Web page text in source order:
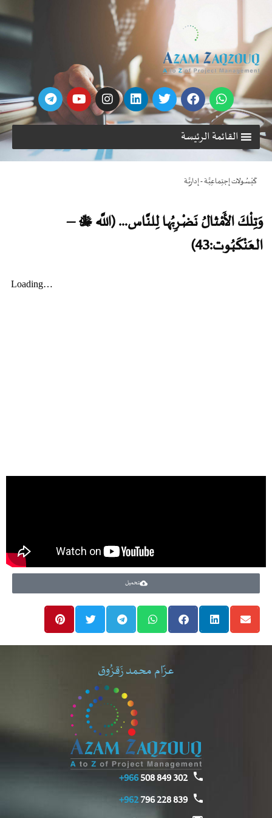
القائمة الرئيسة
كَبْسُـولات إجتِماعِيَّـة - إداريَّـة
وَتِلْكَ الأَمْثالُ نَضْـرِبُها لِلنَّاس… (اللَّه ﷻ –
العَنْكَبُوت:43)
تحميل
عزّام محمد زَقزُوق
302 849 508
966+
839 228 796
962+